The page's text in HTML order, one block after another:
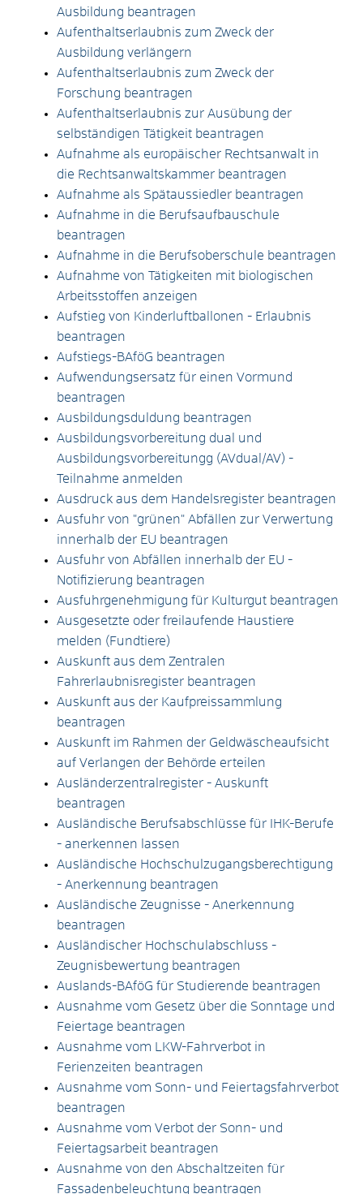
Ausbildung beantragen
Aufenthaltserlaubnis zum Zweck der
Ausbildung verlängern
Aufenthaltserlaubnis zum Zweck der
Forschung beantragen
Aufenthaltserlaubnis zur Ausübung der
selbständigen Tätigkeit beantragen
Aufnahme als europäischer Rechtsanwalt in
die Rechtsanwaltskammer beantragen
Aufnahme als Spätaussiedler beantragen
Aufnahme in die Berufsaufbauschule
beantragen
Aufnahme in die Berufsoberschule beantragen
Aufnahme von Tätigkeiten mit biologischen
Arbeitsstoffen anzeigen
Aufstieg von Kinderluftballonen - Erlaubnis
beantragen
Aufstiegs-BAföG beantragen
Aufwendungsersatz für einen Vormund
beantragen
Ausbildungsduldung beantragen
Ausbildungsvorbereitung dual und
Ausbildungsvorbereitungg (AVdual/AV) -
Teilnahme anmelden
Ausdruck aus dem Handelsregister beantragen
Ausfuhr von "grünen" Abfällen zur Verwertung
innerhalb der EU beantragen
Ausfuhr von Abfällen innerhalb der EU -
Notifizierung beantragen
Ausfuhrgenehmigung für Kulturgut beantragen
Ausgesetzte oder freilaufende Haustiere
melden (Fundtiere)
Auskunft aus dem Zentralen
Fahrerlaubnisregister beantragen
Auskunft aus der Kaufpreissammlung
beantragen
Auskunft im Rahmen der Geldwäscheaufsicht
auf Verlangen der Behörde erteilen
Ausländerzentralregister - Auskunft
beantragen
Ausländische Berufsabschlüsse für IHK-Berufe
- anerkennen lassen
Ausländische Hochschulzugangsberechtigung
- Anerkennung beantragen
Ausländische Zeugnisse - Anerkennung
beantragen
Ausländischer Hochschulabschluss -
Zeugnisbewertung beantragen
Auslands-BAföG für Studierende beantragen
Ausnahme vom Gesetz über die Sonntage und
Feiertage beantragen
Ausnahme vom LKW-Fahrverbot in
Ferienzeiten beantragen
Ausnahme vom Sonn- und Feiertagsfahrverbot
beantragen
Ausnahme vom Verbot der Sonn- und
Feiertagsarbeit beantragen
Ausnahme von den Abschaltzeiten für
Fassadenbeleuchtung beantragen